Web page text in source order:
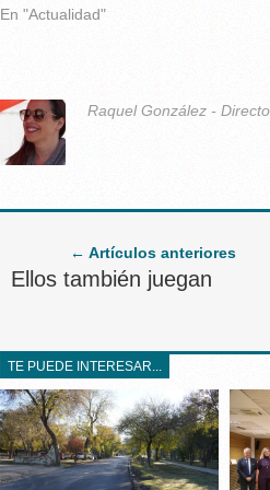
En "Actualidad"
Raquel González -
← Artículos anteriores
Ellos también juegan
TE PUEDE INTERESAR...